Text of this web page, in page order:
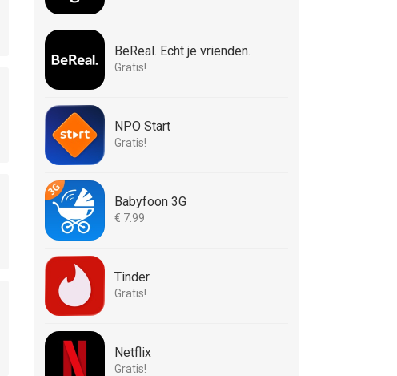
BeReal. Echt je vrienden.
Gratis!
NPO Start
Gratis!
Babyfoon 3G
€ 7.99
Tinder
Gratis!
Netflix
Gratis!